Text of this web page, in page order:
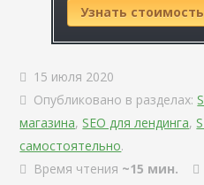
Узнать стоимость
15 июля 2020
Опубликовано в разделах:
магазина, SEO для лендинга,
самостоятельно.
Время чтения ~15 мин.